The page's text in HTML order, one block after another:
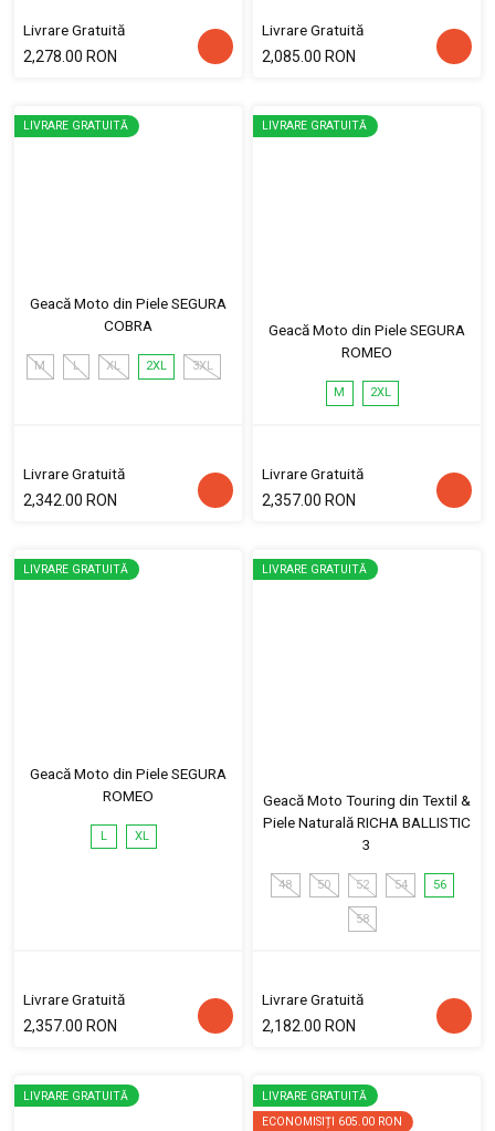
Livrare Gratuită
2,278.00 RON
Livrare Gratuită
2,085.00 RON
LIVRARE GRATUITĂ
Geacă Moto din Piele SEGURA
COBRA
M L XL 2XL 3XL
Livrare Gratuită
2,342.00 RON
LIVRARE GRATUITĂ
Geacă Moto din Piele SEGURA
ROMEO
M 2XL
Livrare Gratuită
2,357.00 RON
LIVRARE GRATUITĂ
Geacă Moto din Piele SEGURA
ROMEO
L XL
Livrare Gratuită
2,357.00 RON
LIVRARE GRATUITĂ
Geacă Moto Touring din Textil &
Piele Naturală RICHA BALLISTIC
3
48 50 52 54 56
58
Livrare Gratuită
2,182.00 RON
LIVRARE GRATUITĂ
LIVRARE GRATUITĂ
ECONOMISIȚI 605.00 RON